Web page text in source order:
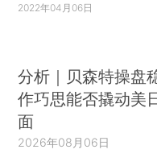
2022年04月06日
分析｜贝森特操盘
作巧思能否撬动美
面
2026年08月06日